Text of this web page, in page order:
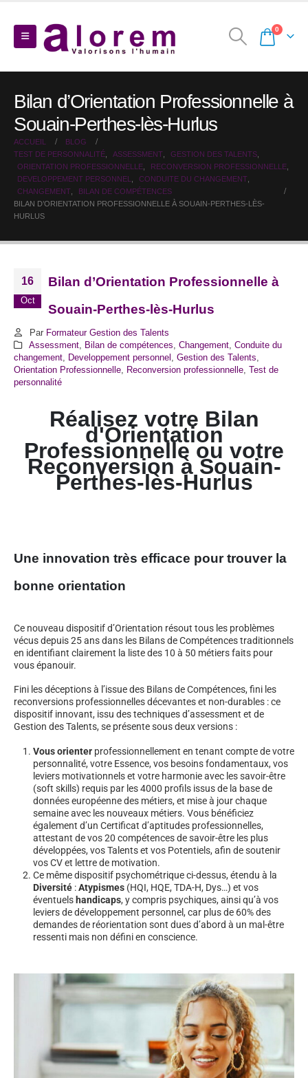
0
Bilan d’Orientation Professionnelle à
Souain-Perthes-lès-Hurlus
ACCUEIL
BLOG
TEST DE PERSONNALITÉ
ASSESSMENT GESTION DES TALENTS
ORIENTATION PROFESSIONNELLE
RECONVERSION PROFESSIONNELLE
DEVELOPPEMENT PERSONNEL
CONDUITE DU CHANGEMENT
CHANGEMENT
BILAN DE COMPÉTENCES
BILAN D’ORIENTATION PROFESSIONNELLE À SOUAIN-PERTHES-LÈS-
HURLUS
16
Oct
Bilan d’Orientation Professionnelle à
Souain-Perthes-lès-Hurlus
Par Formateur Gestion des Talents
Assessment, Bilan de compétences Changement, Conduite du
changement
Developpement personnel Gestion des Talents
Orientation Professionnelle
Reconversion professionnelle Test de
personnalité
Réalisez votre Bilan
d'Orientation
Professionnelle ou votre
Reconversion à Souain-
Perthes-lès-Hurlus
Une innovation très efficace pour trouver la
bonne orientation
Ce nouveau dispositif d’Orientation résout tous les problèmes
vécus depuis 25 ans dans les Bilans de Compétences traditionnels
en identifiant clairement la liste des 10 à 50 métiers faits pour
vous épanouir.
Fini les déceptions à l’issue des Bilans de Compétences, fini les
reconversions professionnelles décevantes et non-durables : ce
dispositif innovant, issu des techniques d’assessment et de
Gestion des Talents, se présente sous deux versions :
Vous orienter professionnellement en tenant compte de votre
personnalité, votre Essence, vos besoins fondamentaux, vos
leviers motivationnels et votre harmonie avec les savoir-être
(soft skills) requis par les 4000 profils issus de la base de
données européenne des métiers, et mise à jour chaque
semaine avec les nouveaux métiers. Vous bénéficiez
également d’un Certificat d’aptitudes professionnelles,
attestant de vos 20 compétences de savoir-être les plus
développées, vos Talents et vos Potentiels, afin de soutenir
vos CV et lettre de motivation.
Ce même dispositif psychométrique ci-dessus, étendu à la
Diversité :Atypismes (HQI, HQE, TDA-H, Dys…) et vos
éventuels handicaps, y compris psychiques, ainsi qu’à vos
leviers de développement personnel, car plus de 60% des
demandes de réorientation sont dues d’abord à un mal-être
ressenti mais non défini en conscience.